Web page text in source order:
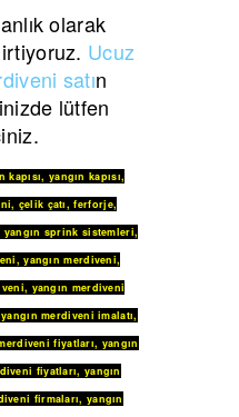
olarak
Ucuz
satın
lütfen
kapısı, yangın kapısı,
, çelik çatı,ferforje,
yangın sprink sistemleri,
,yangın merdiveni,
, yangın merdiveni
yangın merdiveni imalatı,
fiyatları, yangın
fiyatları, yangın
firmaları, yangın